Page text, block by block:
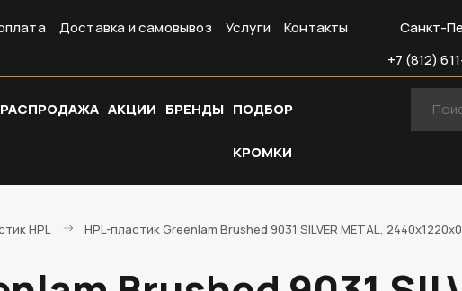
Доставка и самовывоз Услуги Контакты
Санкт-
+7 (812)
РАСПРОДАЖА АКЦИИ БРЕНДЫ ПОДБОР
КРОМКИ
HPL HPL-пластик Greenlam Brushed 9031 SILVER METAL,